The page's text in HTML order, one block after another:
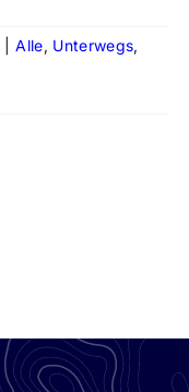
Alle, Unterwegs,